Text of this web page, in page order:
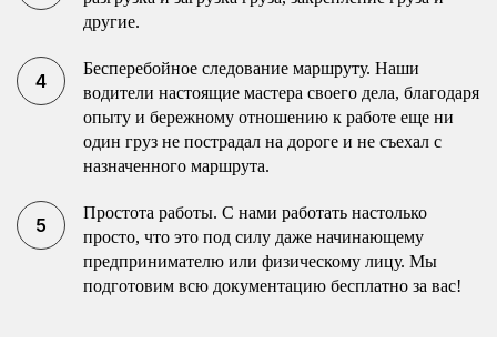
другие.
Бесперебойное следование маршруту. Наши
водители настоящие мастера своего дела, благодаря
опыту и бережному отношению к работе еще ни
один груз не пострадал на дороге и не съехал с
назначенного маршрута.
Простота работы. С нами работать настолько
просто, что это под силу даже начинающему
предпринимателю или физическому лицу. Мы
подготовим всю документацию бесплатно за вас!